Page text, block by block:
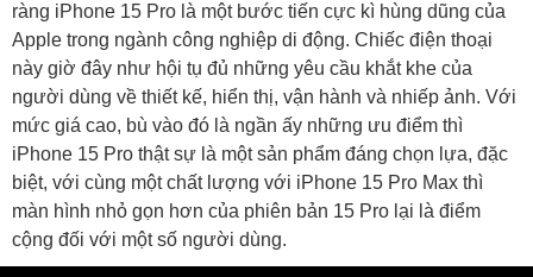
ràng iPhone 15 Pro là một bước tiến cực kì hùng dũng của
Apple trong ngành công nghiệp di động. Chiếc điện thoại
này giờ đây như hội tụ đủ những yêu cầu khắt khe của
người dùng về thiết kế, hiển thị, vận hành và nhiếp ảnh. Với
mức giá cao, bù vào đó là ngần ấy những ưu điểm thì
iPhone 15 Pro thật sự là một sản phẩm đáng chọn lựa, đặc
biệt, với cùng một chất lượng với iPhone 15 Pro Max thì
màn hình nhỏ gọn hơn của phiên bản 15 Pro lại là điểm
cộng đối với một số người dùng.